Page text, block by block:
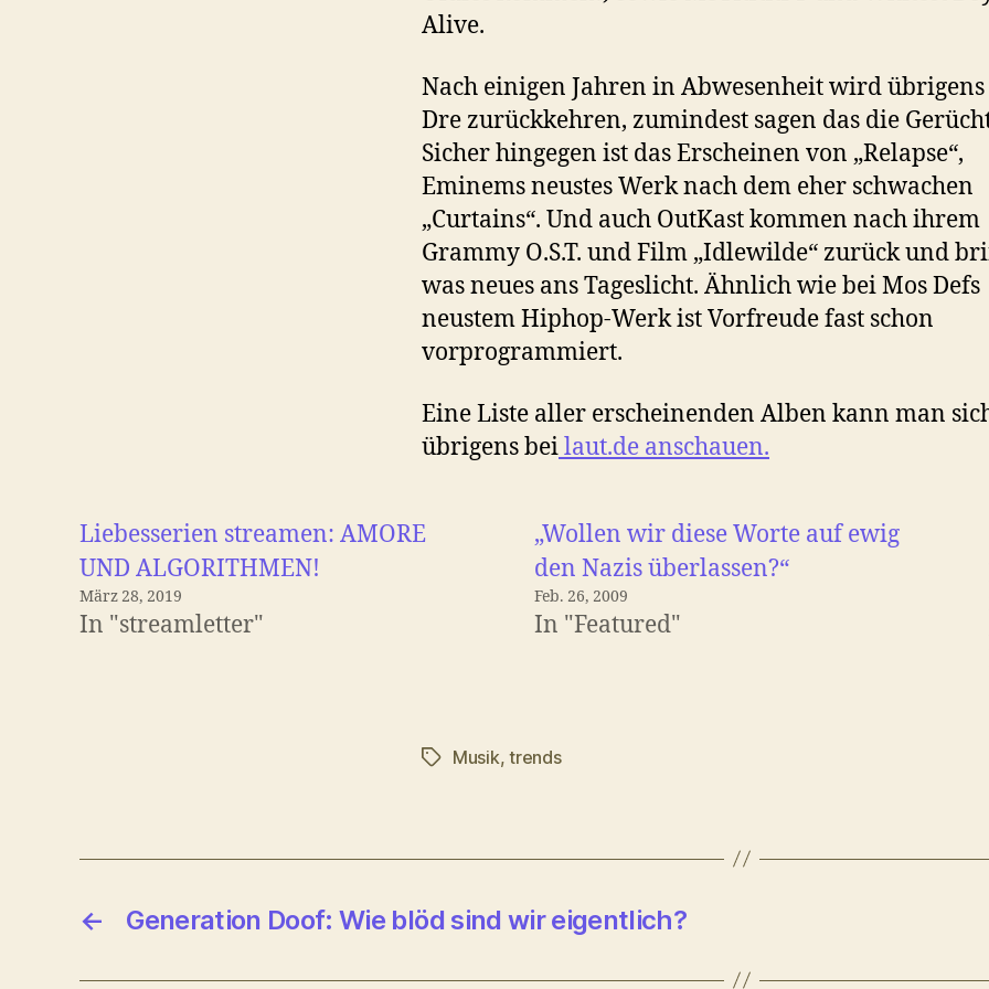
Alive.
Nach einigen Jahren in Abwesenheit wird übrigens
Dre zurückkehren, zumindest sagen das die
Sicher hingegen ist das Erscheinen von „Relapse“,
Eminems neustes Werk nach dem eher schwachen
„Curtains“. Und auch OutKast kommen nach ihrem
Grammy O.S.T. und Film „Idlewilde“ zurück und
was neues ans Tageslicht. Ähnlich wie bei Mos Defs
neustem Hiphop-Werk ist Vorfreude fast schon
vorprogrammiert.
Eine Liste aller erscheinenden Alben kann man
übrigens beilaut.de anschauen.
Liebesserien streamen: AMORE
UND ALGORITHMEN!
März 28, 2019
In "streamletter"
„Wollen wir diese Worte auf ewig
den Nazis überlassen?“
Feb. 26, 2009
In "Featured"
Schlagwörter
Musik,trends
← Generation Doof: Wie blöd sind wir eigentlich?